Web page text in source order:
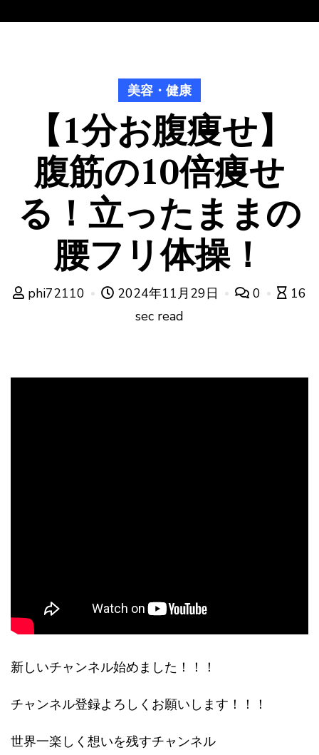
美容・健康
【1分お腹痩せ】
腹筋の10倍痩せ
る！立ったままの
腰フリ体操！
phi72110 2024年11月29日 0
16
sec read
新しいチャンネル始めました！！！
チャンネル登録よろしくお願いします！！！
世界一楽しく想いを残すチャンネル